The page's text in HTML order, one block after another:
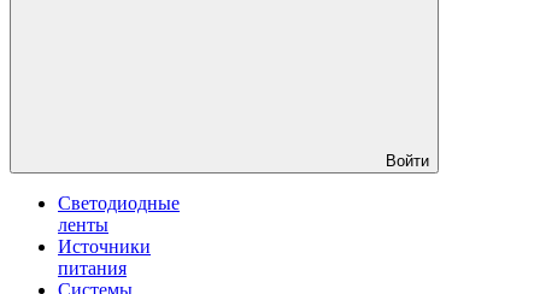
Войти
Светодиодные
ленты
Источники
питания
Системы